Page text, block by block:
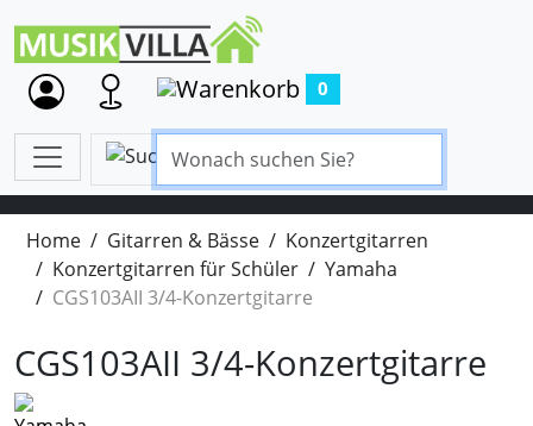
0
Home Gitarren & Bässe
Konzertgitarren
Konzertgitarren für Schüler
Yamaha
CGS103AII 3/4-Konzertgitarre
CGS103AII 3/4-Konzertgitarre